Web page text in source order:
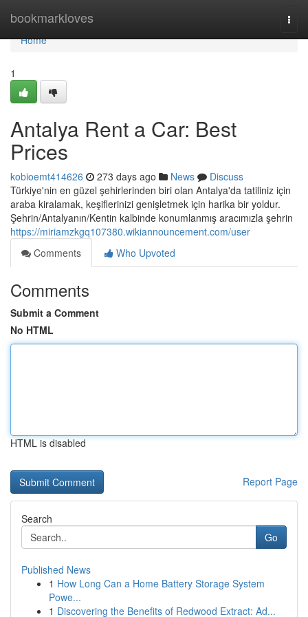
bookmarkloves
Home
Home
1
Antalya Rent a Car: Best
Prices
kobioemt414626 273 days ago News
Discuss
Türkiye'nin en güzel şehirlerinden biri olan Antalya'da tatiliniz için
araba kiralamak, keşiflerinizi genişletmek için harika bir yoldur.
Şehrin/Antalyanın/Kentin kalbinde konumlanmış aracımızla şehrin
https://miriamzkgq107380.wikiannouncement.com/user
Comments
Who Upvoted
Comments
Submit a Comment
No HTML
HTML is disabled
Report Page
Search
Go
Published News
1 How Long Can a Home Battery Storage System
Powe...
1 Discovering the Benefits of Redwood Extract: Ad...